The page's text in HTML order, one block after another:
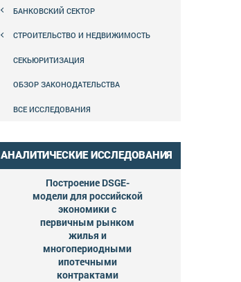
БАНКОВСКИЙ СЕКТОР
СТРОИТЕЛЬСТВО И НЕДВИЖИМОСТЬ
СЕКЬЮРИТИЗАЦИЯ
ОБЗОР ЗАКОНОДАТЕЛЬСТВА
ВСЕ ИССЛЕДОВАНИЯ
АНАЛИТИЧЕСКИЕ ИССЛЕДОВАНИЯ
Построение DSGE-
модели для российской
экономики с
первичным рынком
жилья и
многопериодными
ипотечными
контрактами